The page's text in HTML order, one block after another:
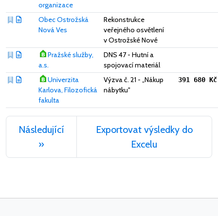
organizace
Obec Ostrožská
Nová Ves
Rekonstrukce
veřejného osvětlení
v Ostrožské Nové
Pražské služby,
a.s.
DNS 47 - Hutní a
spojovací materiál
Univerzita
Karlova, Filozofická
fakulta
Výzva č. 21 - „Nákup
nábytku"
391 680 Kč
Následující
»
Exportovat výsledky do
Excelu